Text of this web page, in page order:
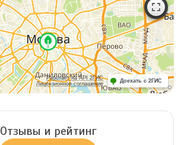
Работает на API 2ГИС
Лицензионное соглашение
Доехать с 2ГИС
Отзывы и рейтинг